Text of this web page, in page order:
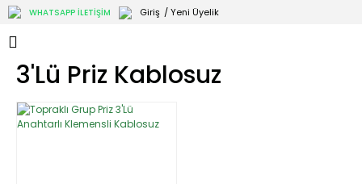
WHATSAPP İLETİŞİM Giriş / Yeni Üyelik
3'lü Priz Kablosuz